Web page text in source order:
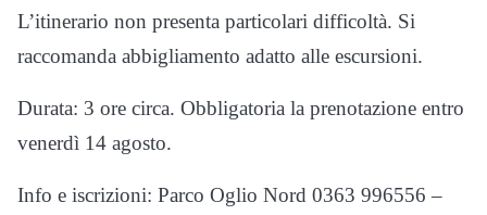
L’itinerario non presenta particolari difficoltà. Si
raccomanda abbigliamento adatto alle escursioni.
Durata: 3 ore circa. Obbligatoria la prenotazione entro
venerdì 14 agosto.
Info e iscrizioni: Parco Oglio Nord 0363 996556 –